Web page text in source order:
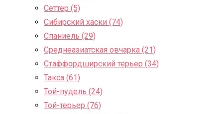
Сеттер (5)
Сибирский хаски (74)
Спаниель (29)
Среднеазиатская овчарка (21)
Стаффордширский терьер (34)
Такса (61)
Той-пудель (24)
Той-терьер (76)